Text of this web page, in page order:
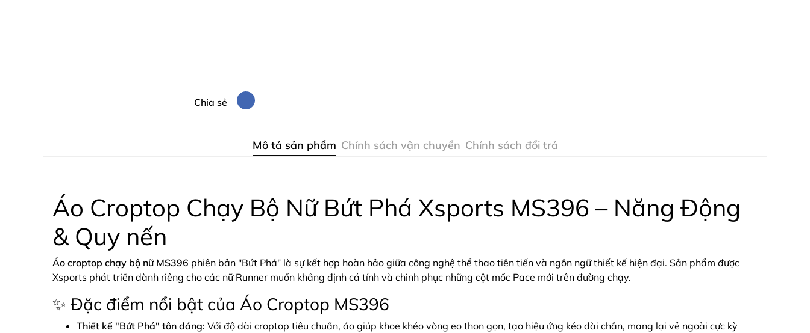
Chia sẻ
Mô tả sản phẩm Chính sách vận chuyển Chính sách đổi trả
Áo Croptop Chạy Bộ Nữ Bứt Phá Xsports MS396 – Năng Động
& Quy nến
Áo croptop chạy bộ nữ MS396 phiên bản "Bứt Phá" là sự kết hợp hoàn hảo giữa công nghệ thể thao tiên tiến và ngôn ngữ thiết kế hiện đại. Sản phẩm được
Xsports phát triển dành riêng cho các nữ Runner muốn khẳng định cá tính và chinh phục những cột mốc Pace mới trên đường chạy.
✨ Đặc điểm nổi bật của Áo Croptop MS396
Thiết kế "Bứt Phá" tôn dáng: Với độ dài croptop tiêu chuẩn, áo giúp khoe khéo vòng eo thon gọn, tạo hiệu ứng kéo dài chân, mang lại vẻ ngoài cực kỳ